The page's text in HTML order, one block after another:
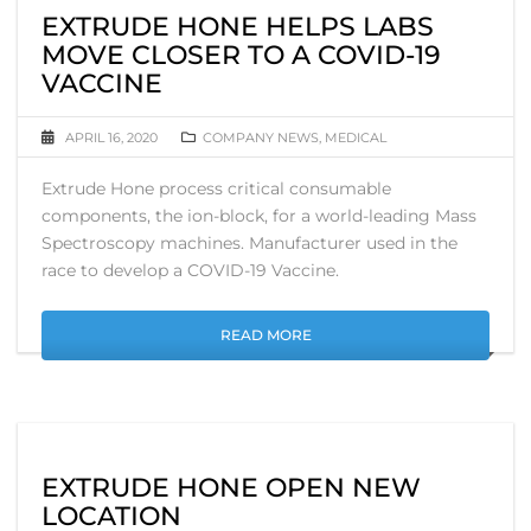
EXTRUDE HONE HELPS LABS
MOVE CLOSER TO A COVID-19
VACCINE
APRIL 16, 2020 COMPANY NEWS MEDICAL
Extrude Hone process critical consumable
components, the ion-block, for a world-leading Mass
Spectroscopy machines. Manufacturer used in the
race to develop a COVID-19 Vaccine.
READ MORE
EXTRUDE HONE OPEN NEW
LOCATION